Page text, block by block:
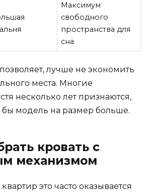
Максимум
свободного
пространства для
сна
лучше не экономить
места. Многие
несколько лет признаются,
модель на размер больше.
кровать с
механизмом
это часто оказывается